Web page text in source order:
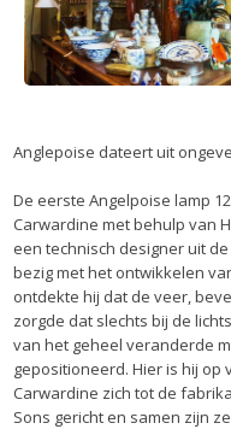
Anglepoise dateert uit
De eerste Angelpoise lamp
Carwardine met behulp van
een technisch designer uit
bezig met het ontwikkelen
ontdekte hij dat de veer,
zorgde dat slechts bij de
van het geheel veranderde
gepositioneerd. Hier is hij
Carwardine zich tot de
Sons gericht en samen zijn